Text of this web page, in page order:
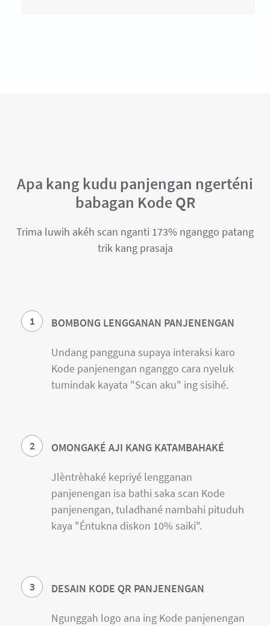
Apa kang kudu panjengan ngerténi
babagan Kode QR
Trima luwih akéh scan nganti 173% nganggo patang
trik kang prasaja
1 BOMBONG LENGGANAN PANJENENGAN
Undang pangguna supaya interaksi karo
Kode panjenengan nganggo cara nyeluk
tumindak kayata "Scan aku" ing sisihé.
2 OMONGAKÉ AJI KANG KATAMBAHAKÉ
Jlèntrèhaké kepriyé lengganan
panjenengan isa bathi saka scan Kode
panjenengan, tuladhané nambahi pituduh
kaya "Éntukna diskon 10% saiki".
3 DESAIN KODE QR PANJENENGAN
Ngunggah logo ana ing Kode panjenengan